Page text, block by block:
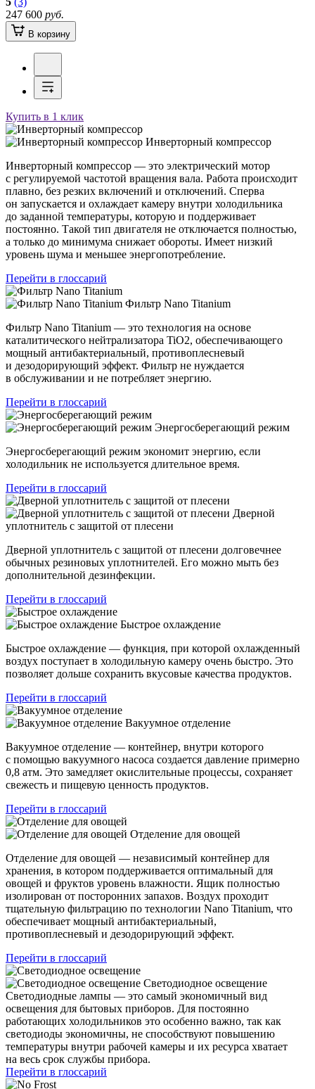
247 600 руб.
В корзину
Купить в 1 клик
Инверторный компрессор
Инверторный компрессор — это электрический мотор
с регулируемой частотой вращения вала. Работа происходит
плавно, без резких включений и отключений. Сперва
он запускается и охлаждает камеру внутри холодильника
до заданной температуры, которую и поддерживает
постоянно. Такой тип двигателя не отключается полностью,
а только до минимума снижает обороты. Имеет низкий
уровень шума и меньшее энергопотребление.
Перейти в глоссарий
Фильтр Nano Titanium
Фильтр Nano Titanium — это технология на основе
каталитического нейтрализатора TiO2, обеспечивающего
мощный антибактериальный, противоплесневый
и дезодорирующий эффект. Фильтр не нуждается
в обслуживании и не потребляет энергию.
Перейти в глоссарий
Энергосберегающий режим
Энергосберегающий режим экономит энергию, если
холодильник не используется длительное время.
Перейти в глоссарий
Дверной
уплотнитель с защитой от плесени
Дверной уплотнитель с защитой от плесени долговечнее
обычных резиновых уплотнителей. Его можно мыть без
дополнительной дезинфекции.
Перейти в глоссарий
Быстрое охлаждение
Быстрое охлаждение — функция, при которой охлажденный
воздух поступает в холодильную камеру очень быстро. Это
позволяет дольше сохранить вкусовые качества продуктов.
Перейти в глоссарий
Вакуумное отделение
Вакуумное отделение — контейнер, внутри которого
с помощью вакуумного насоса создается давление примерно
0,8 атм. Это замедляет окислительные процессы, сохраняет
свежесть и пищевую ценность продуктов.
Перейти в глоссарий
Отделение для овощей
Отделение для овощей — независимый контейнер для
хранения, в котором поддерживается оптимальный для
овощей и фруктов уровень влажности. Ящик полностью
изолирован от посторонних запахов. Воздух проходит
тщательную фильтрацию по технологии Nano Titanium, что
обеспечивает мощный антибактериальный,
противоплесневый и дезодорирующий эффект.
Перейти в глоссарий
Светодиодное освещение
Светодиодные лампы — это самый экономичный вид
освещения для бытовых приборов. Для постоянно
работающих холодильников это особенно важно, так как
светодиоды экономичны, не способствуют повышению
температуры внутри рабочей камеры и их ресурса хватает
на весь срок службы прибора.
Перейти в глоссарий